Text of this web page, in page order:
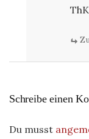
ThK
Schreibe einen
Du musst